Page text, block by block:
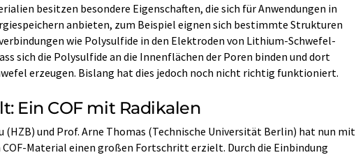
besitzen besondere Eigenschaften, die sich für Anwendungen in
anbieten, zum Beispiel eignen sich bestimmte Strukturen
wie Polysulfide in den Elektroden von Lithium-Schwefel-
sich die Polysulfide an die Innenflächen der Poren binden und dort
erzeugen. Bislang hat dies jedoch noch nicht richtig funktioniert.
Ein COF mit Radikalen
(HZB) und Prof. Arne Thomas (Technische Universität Berlin) hat nun mit
Material einen großen Fortschritt erzielt. Durch die Einbindung